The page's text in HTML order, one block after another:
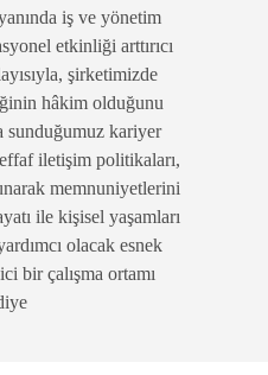
iş ve yönetim
etkinliği arttırıcı
şirketimizde
hâkim olduğunu
sunduğumuz kariyer
iletişim politikaları,
memnuniyetlerini
ile kişisel yaşamları
olacak esnek
bir çalışma ortamı